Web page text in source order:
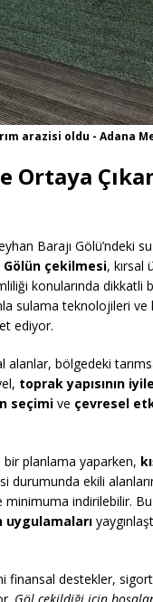
arazisi oldu - Adana
Ortaya
Barajı Gölü’ndeki
Gölün çekilmesi, kırsal
konularında dikkatli
sulama teknolojileri ve
ediyor.
alanlar, bölgedeki
toprak yapısının
seçimi ve çevresel
planlama yaparken,
durumunda ekili
minimuma indirilebilir.
uygulamaları
finansal destekler,